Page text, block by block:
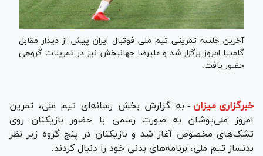
آخرین جلسه تمرینی تیم ملی فوتبال ایران پیش از دیدار مقابل
گامبیا امروز برگزار شد و علیرضا جهانبخش نیز در تمرینات گروهی
حضور یافت.
خبرگزاری میزان - به گزارش بخش رسانه‌ای تیم ملی، تمرین
امروز ملی‌پوشان به صورت رسمی با حضور بازیکنان روی
تشک‌های مخصوص آغاز شد و بازیکنان در پنج گروه زیر نظر
بدنساز تیم ملی، برنامه‌های بدنی خود را دنبال کردند.